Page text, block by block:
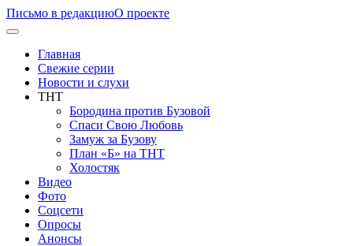
Письмо в редакциюО проекте
Главная
Свежие серии
Новости и слухи
ТНТ
Бородина против Бузовой
Спаси Свою Любовь
Замуж за Бузову
План «Б» на ТНТ
Холостяк
Видео
Фото
Соцсети
Опросы
Анонсы